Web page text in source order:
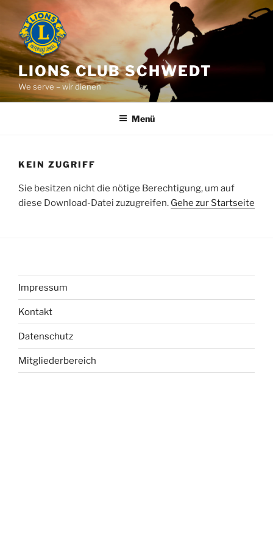
springen
LIONS CLUB SCHWEDT
We serve – wir dienen
Menü
KEIN ZUGRIFF
Sie besitzen nicht die nötige Berechtigung, um auf
diese Download-Datei zuzugreifen. Gehe zur Startseite
Impressum
Kontakt
Datenschutz
Mitgliederbereich